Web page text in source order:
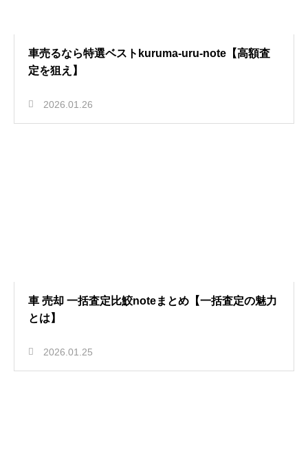
車売るなら特選ベストkuruma-uru-note【高額査
定を狙え】
2026.01.26
車 売却 一括査定比鮫noteまとめ【一括査定の魅力
とは】
2026.01.25